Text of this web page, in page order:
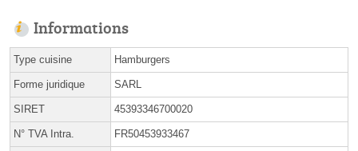
Informations
Type cuisine Hamburgers
Forme juridique SARL
SIRET 45393346700020
N° TVA Intra. FR50453933467